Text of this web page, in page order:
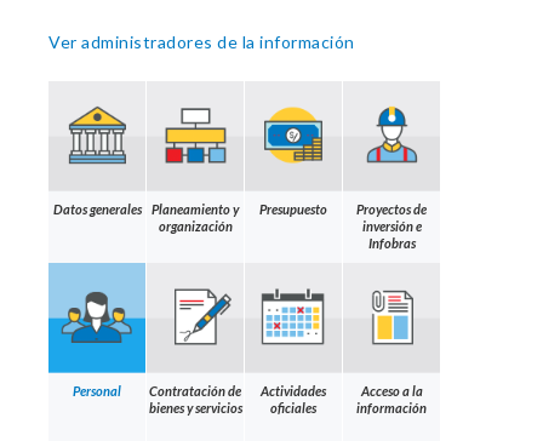
Ver administradores de la información
Datos generales
Planeamiento y
organización
Presupuesto
Proyectos de
inversión e
Infobras
Personal
Contratación de
bienes y servicios
Actividades
oficiales
Acceso a la
información